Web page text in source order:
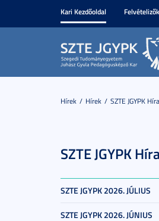
Kari Kezdőoldal
Hírek Hírek SZTE JGYPK
SZTE JGYPK
SZTE JGYPK 2026. JÚLIUS
SZTE JGYPK 2026. JÚNIUS